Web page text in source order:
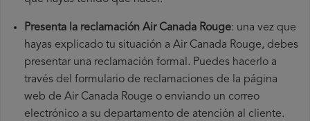
Presenta la reclamación Air Canada Rouge: una vez que
hayas explicado tu situación a Air Canada Rouge, debes
presentar una reclamación formal. Puedes hacerlo a
través del formulario de reclamaciones de la página
web de Air Canada Rouge o enviando un correo
electrónico a su departamento de atención al cliente.